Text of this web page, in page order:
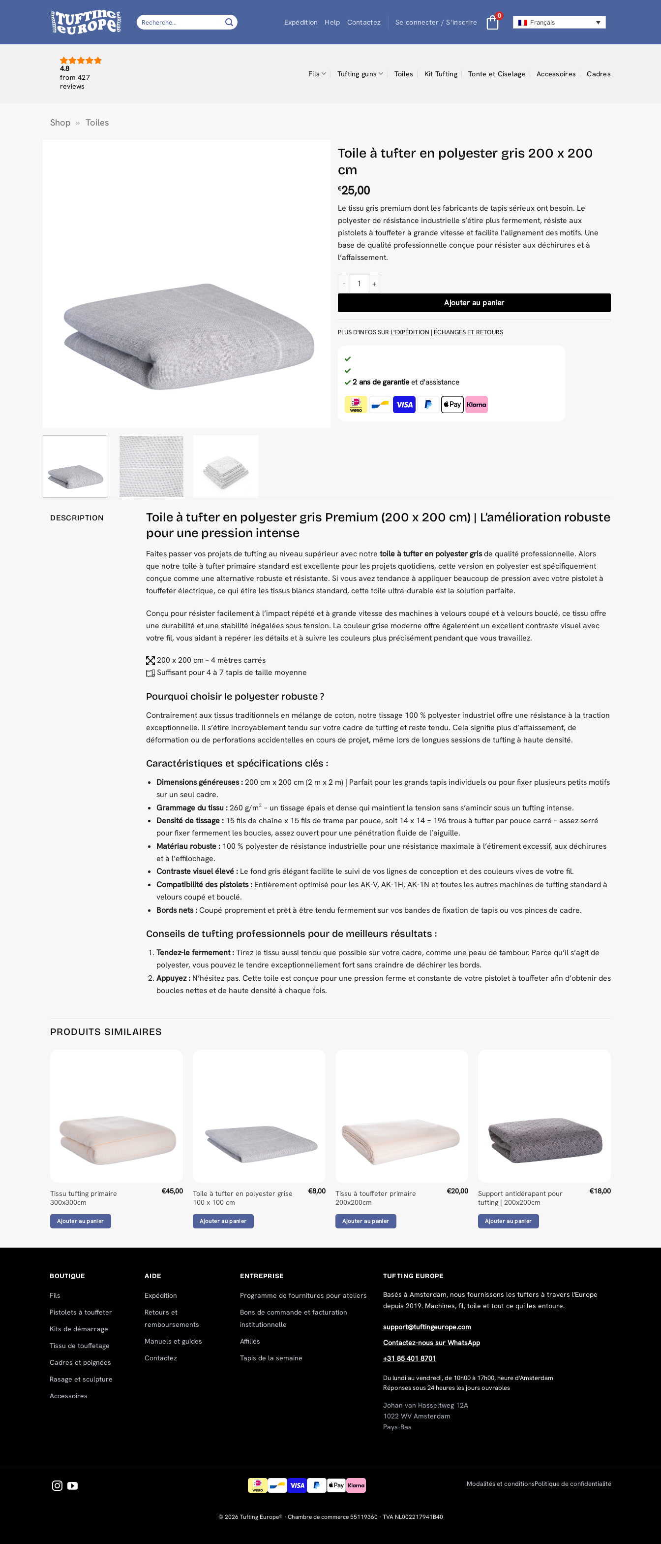
Recherche
pour :
Expédition Help Contactez Se connecter / S’inscrire
0
Français
4.8
from 427
reviews
Fils Tufting guns Toiles Kit Tufting Tonte et Ciselage Accessoires Cadres
Shop » Toiles
Toile à tufter en polyester gris 200 x 200
cm
€25,00
Le tissu gris premium dont les fabricants de tapis sérieux ont besoin. Le
polyester de résistance industrielle s’étire plus fermement, résiste aux
pistolets à touffeter à grande vitesse et facilite l’alignement des motifs. Une
base de qualité professionnelle conçue pour résister aux déchirures et à
l’affaissement.
quantité de Toile à tufter en polyester gris 200 x 200 cm
Ajouter au panier
PLUS D'INFOS SUR L'EXPÉDITION | ÉCHANGES ET RETOURS
2 ans de garantieet d'assistance
DESCRIPTION
Toile à tufter en polyester gris Premium (200 x 200 cm) | L’amélioration robuste
pour une pression intense
Faites passer vos projets de tufting au niveau supérieur avec notre toile à tufter en polyester grisde qualité professionnelle. Alors
que notre toile à tufter primaire standard est excellente pour les projets quotidiens, cette version en polyester est spécifiquement
conçue comme une alternative robuste et résistante. Si vous avez tendance à appliquer beaucoup de pression avec votre pistolet à
touffeter électrique, ce qui étire les tissus blancs standard, cette toile ultra-durable est la solution parfaite.
Conçu pour résister facilement à l’impact répété et à grande vitesse des machines à velours coupé et à velours bouclé, ce tissu offre
une durabilité et une stabilité inégalées sous tension. La couleur grise moderne offre également un excellent contraste visuel avec
votre fil, vous aidant à repérer les détails et à suivre les couleurs plus précisément pendant que vous travaillez.
200 x 200 cm – 4 mètres carrés
Suffisant pour 4 à 7 tapis de taille moyenne
Pourquoi choisir le polyester robuste ?
Contrairement aux tissus traditionnels en mélange de coton, notre tissage 100 % polyester industriel offre une résistance à la traction
exceptionnelle. Il s’étire incroyablement tendu sur votre cadre de tufting et reste tendu. Cela signifie plus d’affaissement, de
déformation ou de perforations accidentelles en cours de projet, même lors de longues sessions de tufting à haute densité.
Caractéristiques et spécifications clés :
Dimensions généreuses :200 cm x 200 cm (2 m x 2 m) | Parfait pour les grands tapis individuels ou pour fixer plusieurs petits motifs
sur un seul cadre.
Grammage du tissu :260 g/m² – un tissage épais et dense qui maintient la tension sans s’amincir sous un tufting intense.
Densité de tissage :15 fils de chaîne x 15 fils de trame par pouce, soit 14 x 14 = 196 trous à tufter par pouce carré – assez serré
pour fixer fermement les boucles, assez ouvert pour une pénétration fluide de l’aiguille.
Matériau robuste :100 % polyester de résistance industrielle pour une résistance maximale à l’étirement excessif, aux déchirures
et à l’effilochage.
Contraste visuel élevé :Le fond gris élégant facilite le suivi de vos lignes de conception et des couleurs vives de votre fil.
Compatibilité des pistolets :Entièrement optimisé pour les AK-V, AK-1H, AK-1N et toutes les autres machines de tufting standard à
velours coupé et bouclé.
Bords nets :Coupé proprement et prêt à être tendu fermement sur vos bandes de fixation de tapis ou vos pinces de cadre.
Conseils de tufting professionnels pour de meilleurs résultats :
Tendez-le fermement :Tirez le tissu aussi tendu que possible sur votre cadre, comme une peau de tambour. Parce qu’il s’agit de
polyester, vous pouvez le tendre exceptionnellement fort sans craindre de déchirer les bords.
Appuyez :N’hésitez pas. Cette toile est conçue pour une pression ferme et constante de votre pistolet à touffeter afin d’obtenir des
boucles nettes et de haute densité à chaque fois.
PRODUITS SIMILAIRES
Tissu tufting primaire
300x300cm
€45,00
Ajouter au panier
Toile à tufter en polyester grise
100 x 100 cm
€8,00
Ajouter au panier
Tissu à touffeter primaire
200x200cm
€20,00
Ajouter au panier
Support antidérapant pour
tufting | 200x200cm
€18,00
Ajouter au panier
BOUTIQUE
Fils
Pistolets à touffeter
Kits de démarrage
Tissu de touffetage
Cadres et poignées
Rasage et sculpture
Accessoires
AIDE
Expédition
Retours et
remboursements
Manuels et guides
Contactez
ENTREPRISE
Programme de fournitures pour ateliers
Bons de commande et facturation
institutionnelle
Affiliés
Tapis de la semaine
TUFTING EUROPE
Basés à Amsterdam, nous fournissons les tufters à travers l'Europe
depuis 2019. Machines, fil, toile et tout ce qui les entoure.
support@tuftingeurope.com
Contactez-nous sur WhatsApp
+31 85 401 8701
Du lundi au vendredi, de 10h00 à 17h00, heure d'Amsterdam
Réponses sous 24 heures les jours ouvrables
Johan van Hasseltweg 12A
1022 WV Amsterdam
Pays-Bas
Modalités et conditionsPolitique de confidentialité
© 2026 Tufting Europe® · Chambre de commerce 55119360 · TVA NL002217941B40